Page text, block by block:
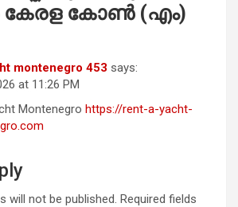
കേരള കോൺ (എം)
montenegro 453 says:
at 11:26 PM
Montenegro https://rent-a-yacht-
will not be published. Required fields